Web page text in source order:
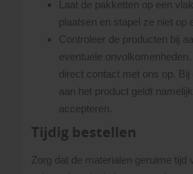
Laat de pakketten op een
plaatsen en stapel ze niet op
Controleer de producten bij
eventuele
direct contact met ons op.
aan het product geldt
accepteren.
Tijdig bestellen
Zorg dat de materialen geruime tijd